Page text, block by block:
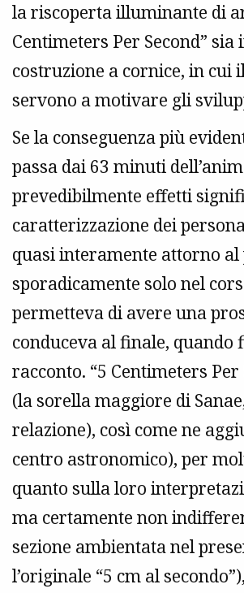
la riscoperta illuminante di
Centimeters Per Second”
costruzione a cornice, in cui
servono a motivare gli
Se la conseguenza più
passa dai 63 minuti
prevedibilmente effetti
caratterizzazione dei
quasi interamente attorno
sporadicamente solo nel
permetteva di avere una
conduceva al finale,
racconto. “5 Centimeters
(la sorella maggiore di
relazione), così come ne
centro astronomico), per
quanto sulla loro
ma certamente non
sezione ambientata nel
l’originale “5 cm al